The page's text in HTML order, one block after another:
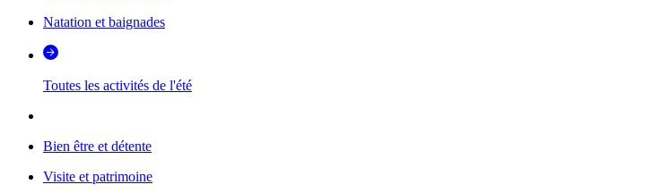
Natation et baignades
Toutes les activités de l'été
Bien être et détente
Visite et patrimoine